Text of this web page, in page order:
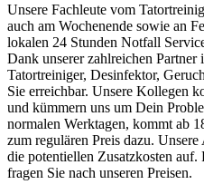
Unsere Fachleute vom
auch am Wochenende sowie an
lokalen 24 Stunden Notfall
Dank unserer zahlreichen
Tatortreiniger, Desinfektor,
Sie erreichbar. Unsere Kollegen
und kümmern uns um Dein
normalen Werktagen, kommt ab
zum regulären Preis dazu.
die potentiellen Zusatzkosten
fragen Sie nach unseren Preisen.